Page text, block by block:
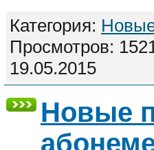
Категория:
Просмотров:
19.05.2015
Новые